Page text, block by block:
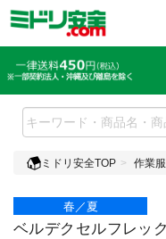
ミドリ安全TOP 作業
春／夏
ベルデクセルフレ